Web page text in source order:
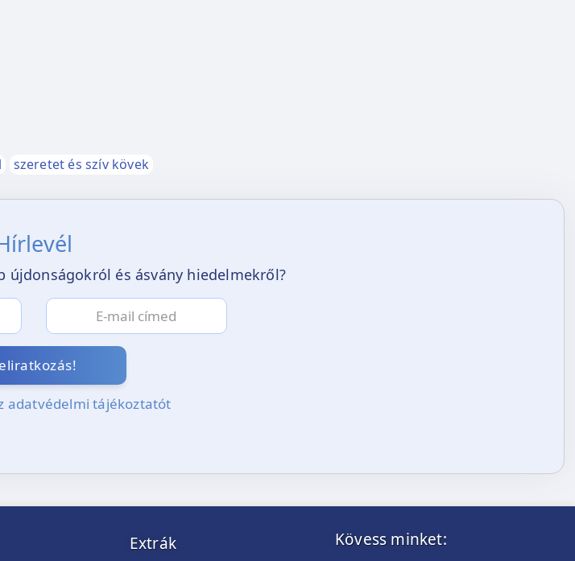
szeretet és szív kövek
újdonságokról és ásvány hiedelmekről?
adatvédelmi tájékoztatót
Extrák Kövess minket: